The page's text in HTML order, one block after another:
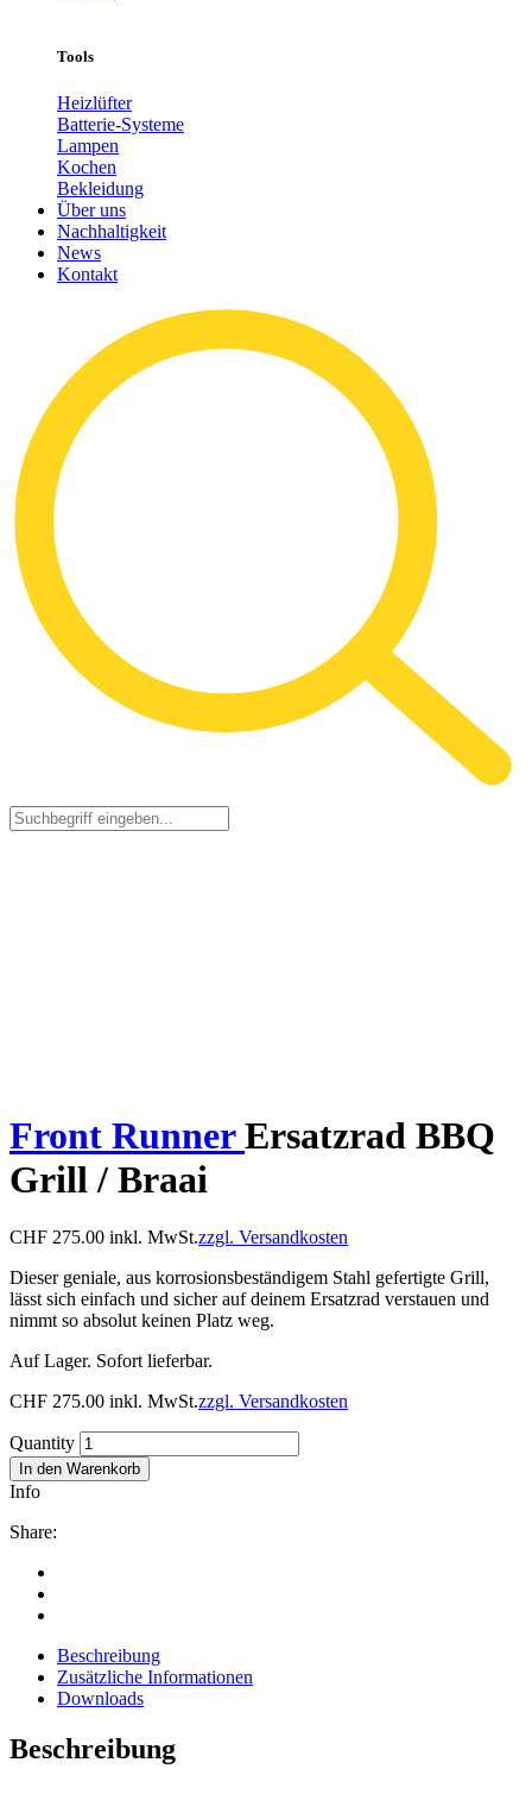
Tools
Heizlüfter
Batterie-Systeme
Lampen
Kochen
Bekleidung
Über uns
Nachhaltigkeit
News
Kontakt
Front RunnerErsatzrad BBQ
Grill / Braai
CHF 275.00 inkl. MwSt.zzgl. Versandkosten
Dieser geniale, aus korrosionsbeständigem Stahl gefertigte Grill,
lässt sich einfach und sicher auf deinem Ersatzrad verstauen und
nimmt so absolut keinen Platz weg.
Auf Lager. Sofort lieferbar.
CHF 275.00 inkl. MwSt.zzgl. Versandkosten
Quantity
In den Warenkorb
Info
Share:
Beschreibung
Zusätzliche Informationen
Downloads
Beschreibung